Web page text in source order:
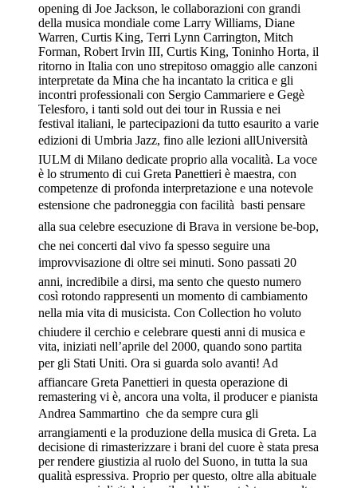
opening di Joe Jackson, le collaborazioni con grandi
della musica mondiale come Larry Williams, Diane
Warren, Curtis King, Terri Lynn Carrington, Mitch
Forman, Robert Irvin III, Curtis King, Toninho Horta, il
ritorno in Italia con uno strepitoso omaggio alle canzoni
interpretate da Mina che ha incantato la critica e gli
incontri professionali con Sergio Cammariere e Gegè
Telesforo, i tanti sold out dei tour in Russia e nei
festival italiani, le partecipazioni da tutto esaurito a varie
edizioni di Umbria Jazz, fino alle lezioni allUniversità
IULM di Milano dedicate proprio alla vocalità. La voce
è lo strumento di cui Greta Panettieri è maestra, con
competenze di profonda interpretazione e una notevole
estensione che padroneggia con facilità  basti pensare
alla sua celebre esecuzione di Brava in versione be-bop,
che nei concerti dal vivo fa spesso seguire una
improvvisazione di oltre sei minuti. Sono passati 20
anni, incredibile a dirsi, ma sento che questo numero
così rotondo rappresenti un momento di cambiamento
nella mia vita di musicista. Con Collection ho voluto
chiudere il cerchio e celebrare questi anni di musica e
vita, iniziati nell’aprile del 2000, quando sono partita
per gli Stati Uniti. Ora si guarda solo avanti! Ad
affiancare Greta Panettieri in questa operazione di
remastering vi è, ancora una volta, il producer e pianista
Andrea Sammartino  che da sempre cura gli
arrangiamenti e la produzione della musica di Greta. La
decisione di rimasterizzare i brani del cuore è stata presa
per rendere giustizia al ruolo del Suono, in tutta la sua
qualità espressiva. Proprio per questo, oltre alla abituale